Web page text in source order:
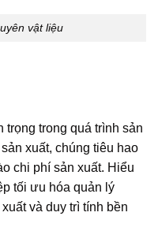
vật liệu
trọng trong quá trình sản
xuất, chúng tiêu hao
chi phí sản xuất. Hiểu
tối ưu hóa quản lý
và duy trì tính bền